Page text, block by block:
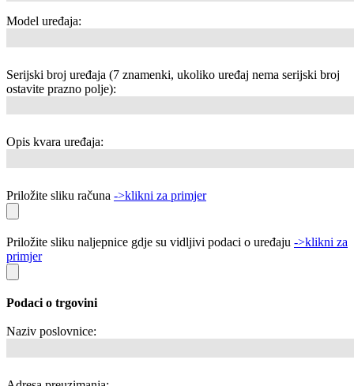
Model uređaja:
Serijski broj uređaja (7 znamenki, ukoliko uređaj nema serijski broj
ostavite prazno polje):
Opis kvara uređaja:
Priložite sliku računa ->klikni za primjer
Priložite sliku naljepnice gdje su vidljivi podaci o uređaju ->klikni za
primjer
Podaci o trgovini
Naziv poslovnice: